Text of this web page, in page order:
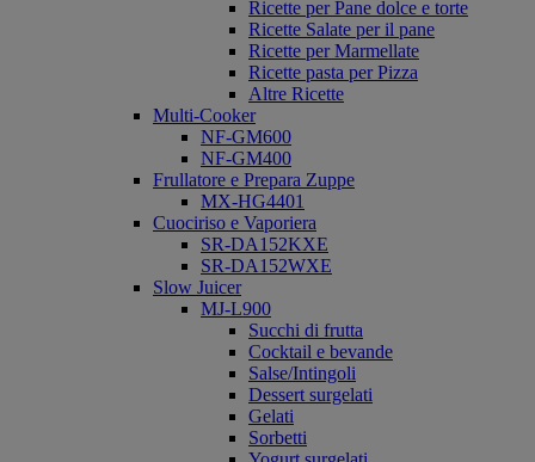
Ricette per Pane dolce e torte
Ricette Salate per il pane
Ricette per Marmellate
Ricette pasta per Pizza
Altre Ricette
Multi-Cooker
NF-GM600
NF-GM400
Frullatore e Prepara Zuppe
MX-HG4401
Cuociriso e Vaporiera
SR-DA152KXE
SR-DA152WXE
Slow Juicer
MJ-L900
Succhi di frutta
Cocktail e bevande
Salse/Intingoli
Dessert surgelati
Gelati
Sorbetti